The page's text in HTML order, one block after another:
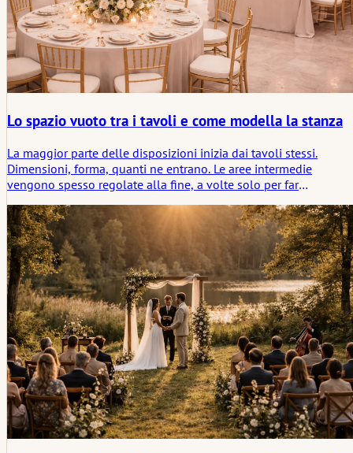
Lo spazio vuoto tra i tavoli e come modella la stanza
La maggior parte delle disposizioni inizia dai tavoli stessi.
Dimensioni, forma, quanti ne entrano. Le aree intermedie
vengono spesso regolate alla fine, a volte solo per far
quegli spazi residui fanno qualcosa. Non in modo progettato.
Piuttosto, cambiano il modo in cui le persone si muovono senza
che nessuno lo noti veramente.